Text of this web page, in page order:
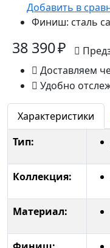
Добавить в
Финиш: сталь
38 390 ₽
Доставляем
Удобно
Характеристики
Тип:
Коллекция:
Материал: